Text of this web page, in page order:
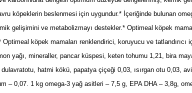
köpeklerin beslenmesi için uygundur.* İçeriğinde bulunan
gelişimini ve metabolizmayı destekler.* Optimeal köpek
köpek mamaları renklendirici, koruyucu ve
yağı, mineraller, pancar küspesi, keten tohumu 1,21, bira
hatmi kökü, papatya çiçeği 0,03, ısırgan otu
– 0,07. 1 kg omega-3 yağ asitleri – 7,5 g, EPA DHA – 3,8g,